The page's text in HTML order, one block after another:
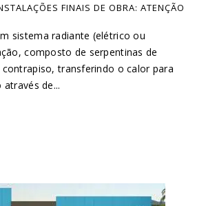
FINAIS DE OBRA: ATENÇÃO
sistema radiante (elétrico ou
composto de serpentinas de
transferindo o calor para
de...